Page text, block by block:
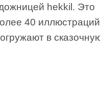
hekkil. Это
40 иллюстраций
в